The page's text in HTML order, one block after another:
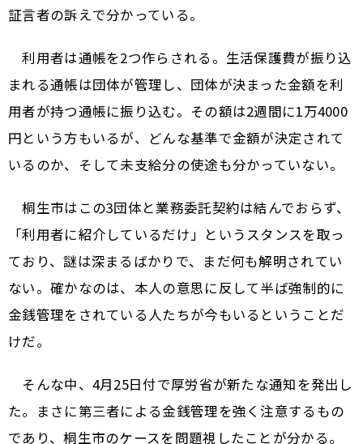
証言者の訴えで分かっている。
利用者は通帳を2つ作らされる。生活保護費が振り込
まれる通帳は団体が管理し、団体が決まった金額を利
用者が持つ通帳に振り込む。その額は2週間に1万4000
円という方もいるが、どんな基準で金額が決定されて
いるのか、そして未支給分の使途も分かっていない。
桐生市はこの3団体と業務委託契約は結んでおらず、
「利用者に紹介しているだけ」というスタンスを取っ
ており、謎は深まるばかりで、まだ何も解明されてい
ない。確かなのは、本人の意思に反して半ば強制的に
金銭管理をされている人たちが今もいるということだ
けだ。
そんな中、4月25日付で厚労省が新たな通知を発出し
た。まさに第三者による金銭管理を強く注意するもの
であり、桐生市のケースを問題視したことが分かる。